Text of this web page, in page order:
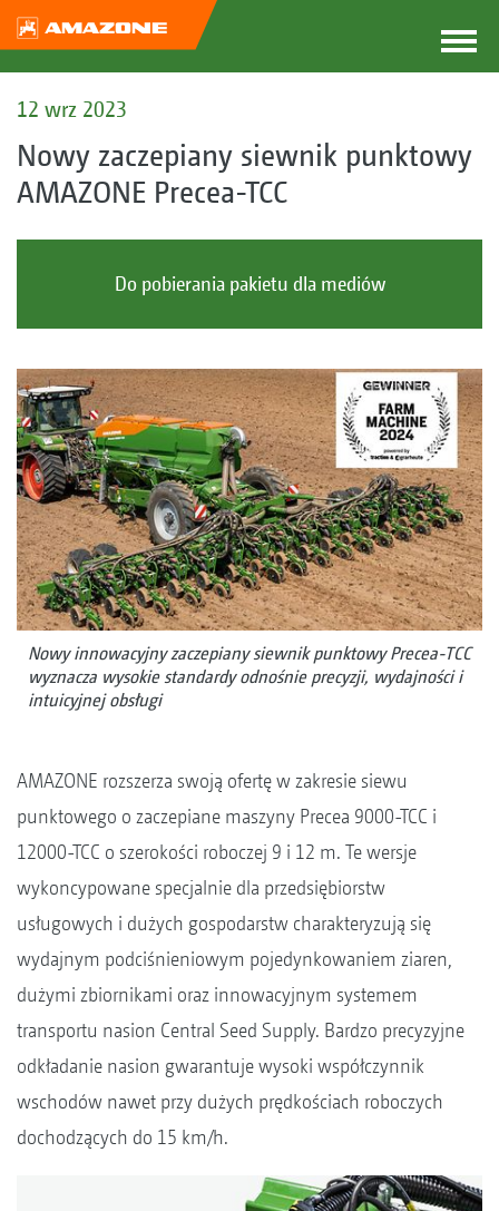
12 wrz 2023
Nowy zaczepiany siewnik punktowy
AMAZONE Precea-TCC
Do pobierania pakietu dla mediów
Nowy innowacyjny zaczepiany siewnik punktowy Precea-TCC
wyznacza wysokie standardy odnośnie precyzji, wydajności i
intuicyjnej obsługi
AMAZONE rozszerza swoją ofertę w zakresie siewu
punktowego o zaczepiane maszyny Precea 9000-TCC i
12000-TCC o szerokości roboczej 9 i 12 m. Te wersje
wykoncypowane specjalnie dla przedsiębiorstw
usługowych i dużych gospodarstw charakteryzują się
wydajnym podciśnieniowym pojedynkowaniem ziaren,
dużymi zbiornikami oraz innowacyjnym systemem
transportu nasion Central Seed Supply. Bardzo precyzyjne
odkładanie nasion gwarantuje wysoki współczynnik
wschodów nawet przy dużych prędkościach roboczych
dochodzących do 15 km/h.